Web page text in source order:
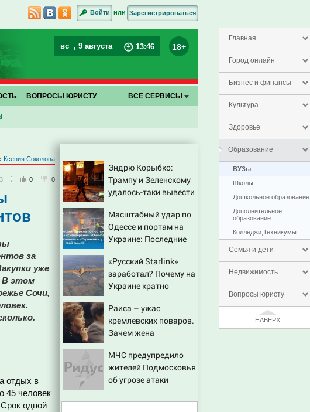
Главная
Город онлайн
Бизнес и финансы
Культура
Здоровье
Образование
ВУЗы
Школы
Дошкольное образование
Дополнительное
образование
Колледжи,Техникумы
Семья и дети
Недвижимость
Вопросы юристу
НАВЕРХ
Войти или Зарегистрироваться
вс , 9 августа 13:46 18+
ВОПРОСЫ ЮРИСТУ ВСЕ СЕРВИСЫ
Ксения Соколова
0 0
за
уже
В этом
Сочи,
отдых в
45 человек
одной
Эндрю Корыбко:
Трампу и Зеленскому
удалось-таки вывести
хотелось бы большего
Масштабный удар по
Одессе и портам на
Украине: Последние
об ударах России 9
августа 2026 года
«Русский Starlink»
заработал? Почему на
Украине кратно
попаданий по
объектам ВСУ
Раиса – ужас
кремлевских поваров.
Зачем жена
пять видов каши
каждое утро?
МЧС предупредило
жителей Подмосковья
об угрозе атаки